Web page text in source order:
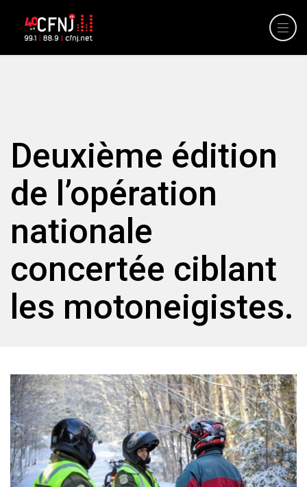
Deuxième édition
de l’opération
nationale
concertée ciblant
les motoneigistes.